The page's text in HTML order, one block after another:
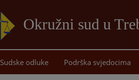
Okružni sud u
Sudske odluke Podrška svjedocima